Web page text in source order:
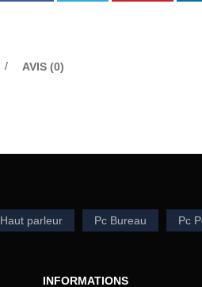
AVIS (0)
Haut parleur Pc Bureau Pc
INFORMATIONS